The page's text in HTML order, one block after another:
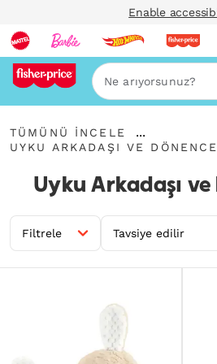
Enable
Tümünü
İncele
TÜMÜNÜ İNCELE
...
İçerik
Genişlet
Uyku
Dönenceler
UYKU ARKADAŞI VE
Uyku Arkadaşı
Filtrele Tavsiye edilir